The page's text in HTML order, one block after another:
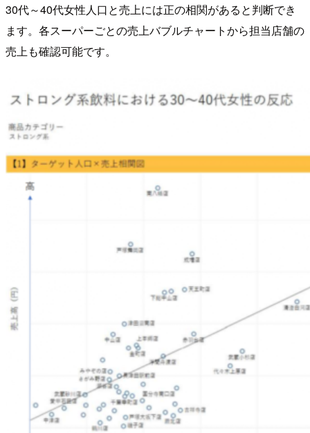
30代～40代女性人口と売上には正の相関があると判断でき
ます。各スーパーごとの売上バブルチャートから担当店舗の
売上も確認可能です。